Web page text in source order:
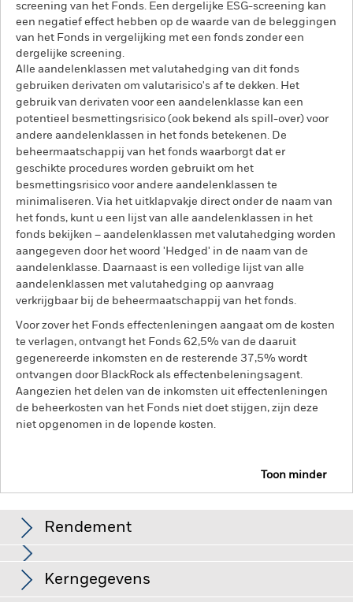
screening van het Fonds. Een dergelijke ESG-screening kan
een negatief effect hebben op de waarde van de beleggingen
van het Fonds in vergelijking met een fonds zonder een
dergelijke screening.
Alle aandelenklassen met valutahedging van dit fonds
gebruiken derivaten om valutarisico's af te dekken. Het
gebruik van derivaten voor een aandelenklasse kan een
potentieel besmettingsrisico (ook bekend als spill-over) voor
andere aandelenklassen in het fonds betekenen. De
beheermaatschappij van het fonds waarborgt dat er
geschikte procedures worden gebruikt om het
besmettingsrisico voor andere aandelenklassen te
minimaliseren. Via het uitklapvakje direct onder de naam van
het fonds, kunt u een lijst van alle aandelenklassen in het
fonds bekijken – aandelenklassen met valutahedging worden
aangegeven door het woord 'Hedged' in de naam van de
aandelenklasse. Daarnaast is een volledige lijst van alle
aandelenklassen met valutahedging op aanvraag
verkrijgbaar bij de beheermaatschappij van het fonds.
Voor zover het Fonds effectenleningen aangaat om de kosten
te verlagen, ontvangt het Fonds 62,5% van de daaruit
gegenereerde inkomsten en de resterende 37,5% wordt
ontvangen door BlackRock als effectenbeleningsagent.
Aangezien het delen van de inkomsten uit effectenleningen
de beheerkosten van het Fonds niet doet stijgen, zijn deze
niet opgenomen in de lopende kosten.
Toon minder
Rendement
Het beleggingsrisico is geconcentreerd in specifieke
sectoren, landen, valuta's of bedrijven. Dit betekent dat het
Kerngegevens